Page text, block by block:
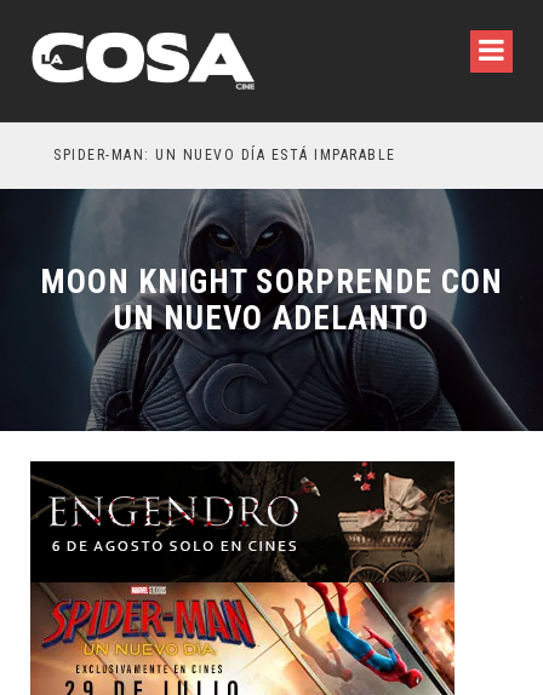
SPIDER-MAN: UN NUEVO DÍA ESTÁ IMPARABLE
MOON KNIGHT SORPRENDE CON
UN NUEVO ADELANTO